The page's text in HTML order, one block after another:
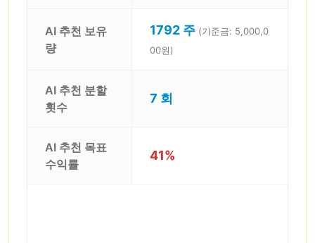
AI 추천 보유
량
1792 주 (기준금: 5,000,0
00원)
AI 추천 분할
횟수
7 회
AI 추천 목표
수익률
41%